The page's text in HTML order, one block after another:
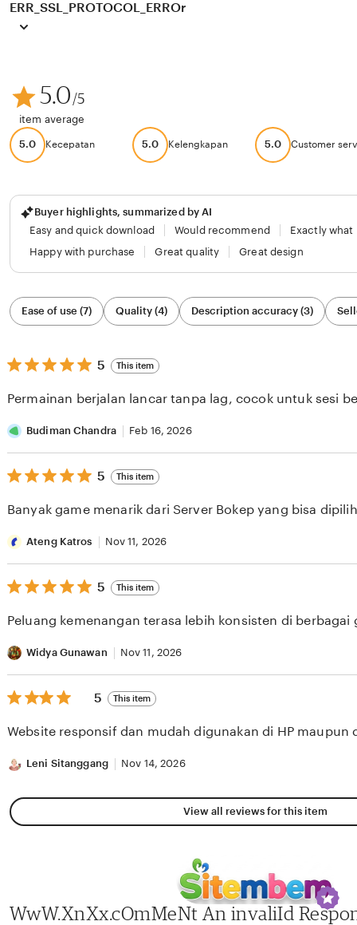
ERR_SSL_PROTOCOL_ERROr
5.0/5
item average
5.0 Kecepatan 5.0 Kelengkapan 5.0 Customer
Buyer highlights, summarized by AI
Easy and quick download
Would recommend
Exactly what
Happy with purchase
Great quality Great design
Filter
by
category
Ease of use (7) Quality (4) Description accuracy (3)
5
out
5
5 This item
Permainan berjalan lancar tanpa lag, cocok untuk sesi
Budiman Chandra Feb 16, 2026
5
out
5
5 This item
Banyak game menarik dari Server Bokep yang bisa
Ateng Katros Nov 11, 2026
5
out
5
5 This item
Peluang kemenangan terasa lebih konsisten di berbagai
Widya Gunawan Nov 11, 2026
5
out
5
5 This item
Website responsif dan mudah digunakan di HP maupun
Leni Sitanggang Nov 14, 2026
View all reviews for this item
WwW.XnXx.cOmMeNt An invaliId